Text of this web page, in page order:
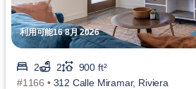
利用可能16 8月 2026
2 2
900 ft²
#1166 • 312 Calle Miramar, Riviera